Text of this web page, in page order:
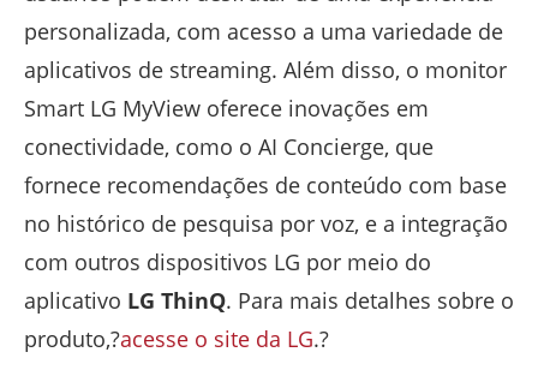
personalizada, com acesso a uma variedade de
aplicativos de streaming. Além disso, o monitor
Smart LG MyView oferece inovações em
conectividade, como o AI Concierge, que
fornece recomendações de conteúdo com base
no histórico de pesquisa por voz, e a integração
com outros dispositivos LG por meio do
aplicativo LG ThinQ. Para mais detalhes sobre o
produto,?acesse o site da LG.?